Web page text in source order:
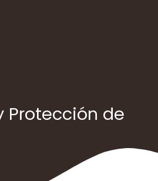
Protección de